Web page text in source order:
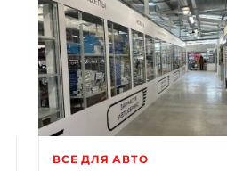
ВСЕ ДЛЯ АВТО